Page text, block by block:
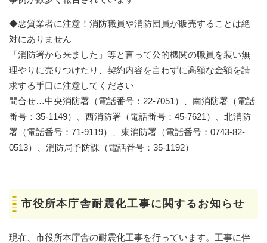
◆悪質業者に注意！消防職員や消防団員が販売することは絶
対にありません
「消防署から来ました」等と言って公的機関の職員を装い無
理やりに売りつけたり、契約内容を言わずに高額な金額を請
求する手口に注意してください
問合せ…中央消防署（電話番号：22-7051）、南消防署（電話
番号：35-1149）、西消防署（電話番号：45-7621）、北消防
署（電話番号：71-9119）、東消防署（電話番号：0743-82-
0513）、消防局予防課（電話番号：35-1192）
市役所本庁舎耐震化工事に関するお知らせ
現在、市役所本庁舎の耐震化工事を行っています。工事に伴